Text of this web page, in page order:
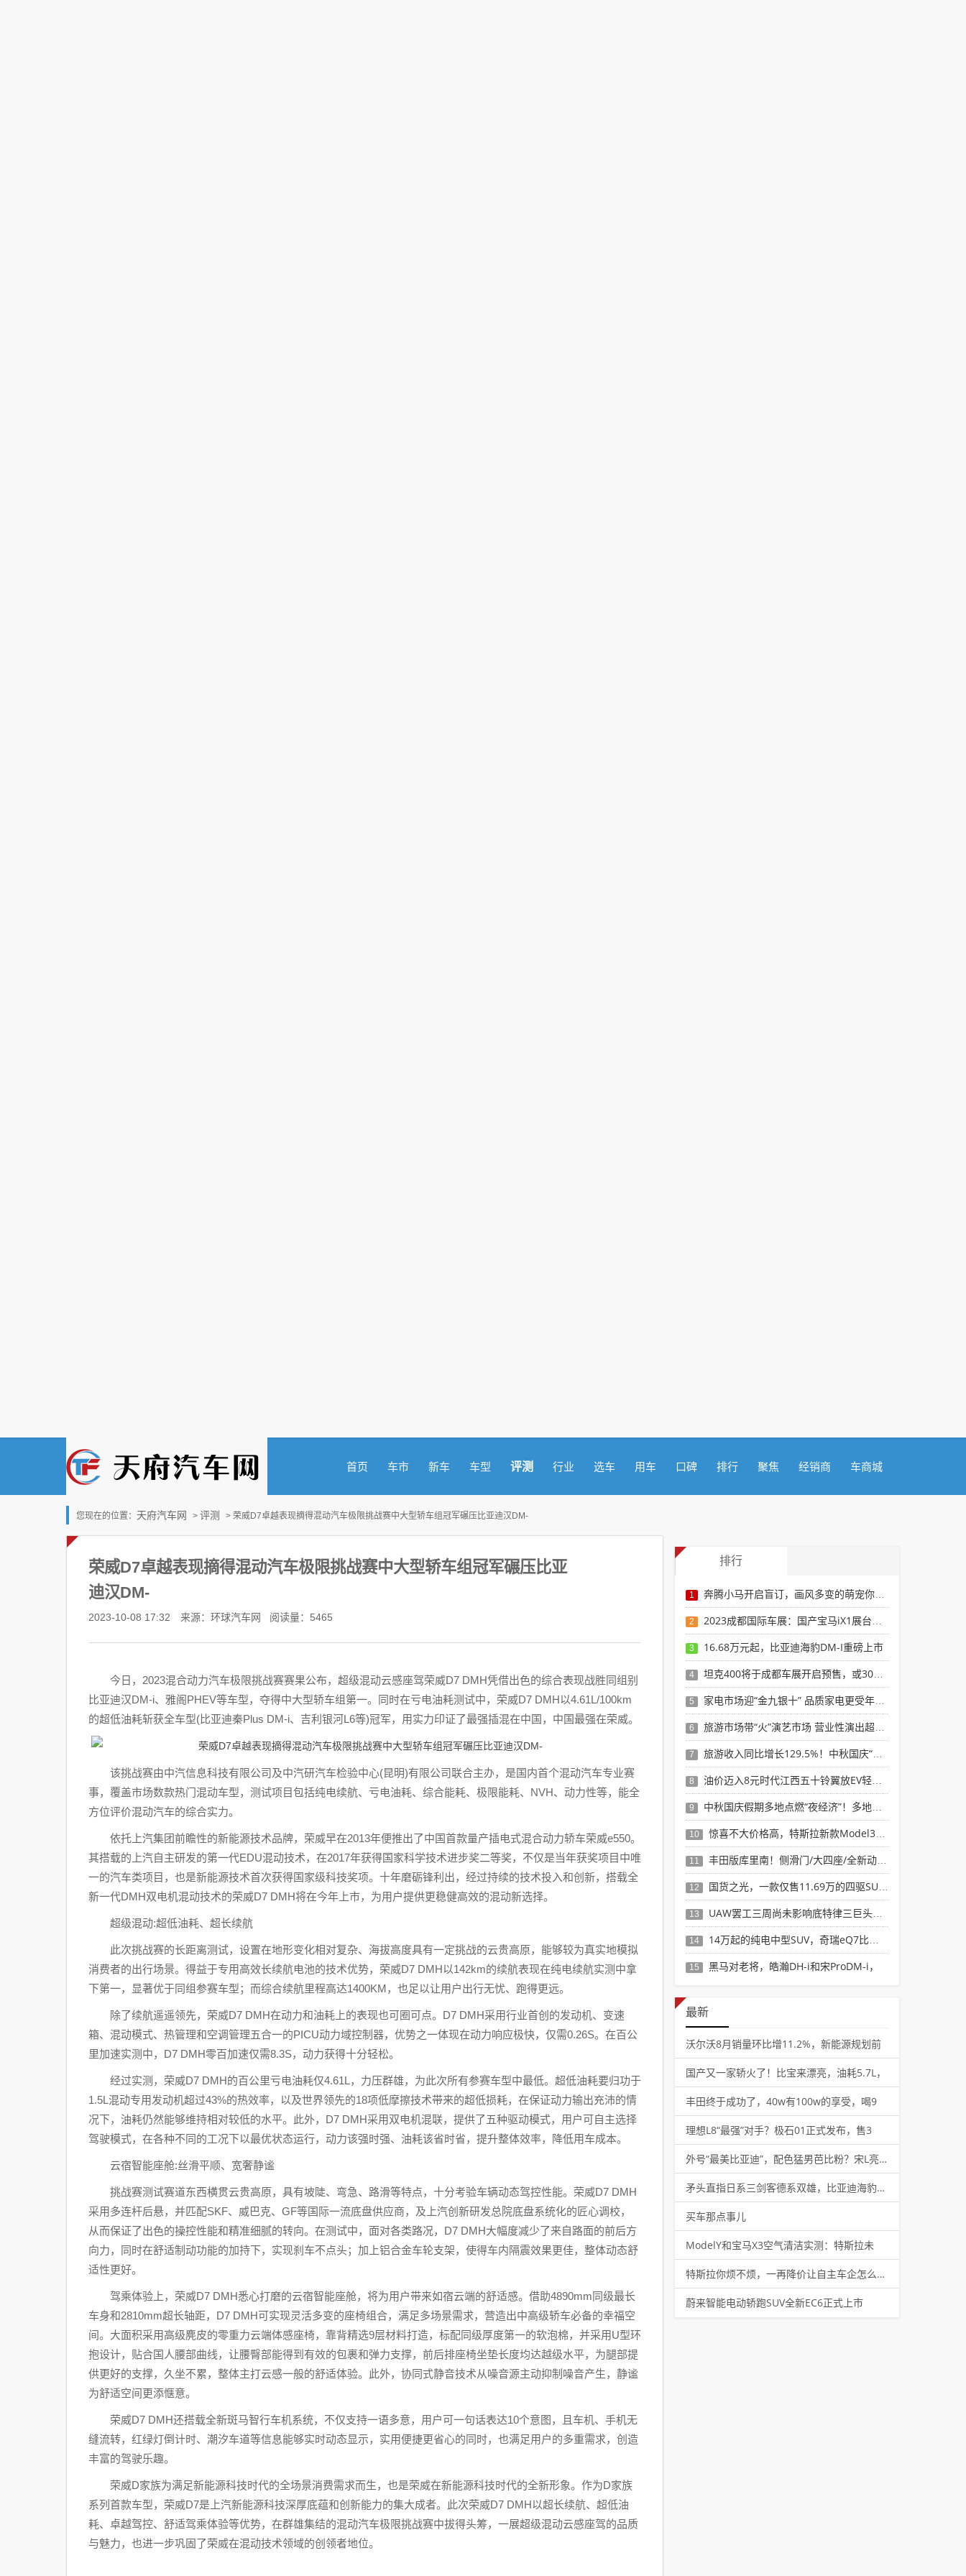
首页 车市 新车 车型 评测 行业 选车 用车 口碑 排行 聚焦 经销商 车商城
您现在的位置： 天府汽车网 > 评测 > 荣威D7卓越表现摘得混动汽车极限挑战赛中大型轿车组冠军碾压比亚迪汉DM-
荣威D7卓越表现摘得混动汽车极限挑战赛中大型轿车组冠军碾压比亚
迪汉DM-
2023-10-08 17:32 来源：环球汽车网 阅读量：5465
今日，2023混合动力汽车极限挑战赛赛果公布，超级混动云感座驾荣威D7 DMH凭借出色的综合表现战胜同组别
比亚迪汉DM-i、雅阁PHEV等车型，夺得中大型轿车组第一。同时在亏电油耗测试中，荣威D7 DMH以4.61L/100km
的超低油耗斩获全车型(比亚迪秦Plus DM-i、吉利银河L6等)冠军，用实力印证了最强插混在中国，中国最强在荣威。
该挑战赛由中汽信息科技有限公司及中汽研汽车检验中心(昆明)有限公司联合主办，是国内首个混动汽车专业赛
事，覆盖市场数款热门混动车型，测试项目包括纯电续航、亏电油耗、综合能耗、极限能耗、NVH、动力性等，能全
方位评价混动汽车的综合实力。
依托上汽集团前瞻性的新能源技术品牌，荣威早在2013年便推出了中国首款量产插电式混合动力轿车荣威e550。
其搭载的上汽自主研发的第一代EDU混动技术，在2017年获得国家科学技术进步奖二等奖，不仅是当年获奖项目中唯
一的汽车类项目，也是新能源技术首次获得国家级科技奖项。十年磨砺锋利出，经过持续的技术投入和创新，搭载全
新一代DMH双电机混动技术的荣威D7 DMH将在今年上市，为用户提供更稳健高效的混动新选择。
超级混动:超低油耗、超长续航
此次挑战赛的长距离测试，设置在地形变化相对复杂、海拔高度具有一定挑战的云贵高原，能够较为真实地模拟
消费者的出行场景。得益于专用高效长续航电池的技术优势，荣威D7 DMH以142km的续航表现在纯电续航实测中拿
下第一，显著优于同组参赛车型；而综合续航里程高达1400KM，也足以让用户出行无忧、跑得更远。
除了续航遥遥领先，荣威D7 DMH在动力和油耗上的表现也可圈可点。D7 DMH采用行业首创的发动机、变速
箱、混动模式、热管理和空调管理五合一的PICU动力域控制器，优势之一体现在动力响应极快，仅需0.26S。在百公
里加速实测中，D7 DMH零百加速仅需8.3S，动力获得十分轻松。
经过实测，荣威D7 DMH的百公里亏电油耗仅4.61L，力压群雄，为此次所有参赛车型中最低。超低油耗要归功于
1.5L混动专用发动机超过43%的热效率，以及世界领先的18项低摩擦技术带来的超低损耗，在保证动力输出充沛的情
况下，油耗仍然能够维持相对较低的水平。此外，D7 DMH采用双电机混联，提供了五种驱动模式，用户可自主选择
驾驶模式，在各种不同的工况下以最优状态运行，动力该强时强、油耗该省时省，提升整体效率，降低用车成本。
云宿智能座舱:丝滑平顺、宽奢静谧
挑战赛测试赛道东西横贯云贵高原，具有坡陡、弯急、路滑等特点，十分考验车辆动态驾控性能。荣威D7 DMH
采用多连杆后悬，并匹配SKF、威巴克、GF等国际一流底盘供应商，及上汽创新研发总院底盘系统化的匠心调校，
从而保证了出色的操控性能和精准细腻的转向。在测试中，面对各类路况，D7 DMH大幅度减少了来自路面的前后方
向力，同时在舒适制动功能的加持下，实现刹车不点头；加上铝合金车轮支架，使得车内隔震效果更佳，整体动态舒
适性更好。
驾乘体验上，荣威D7 DMH悉心打磨的云宿智能座舱，将为用户带来如宿云端的舒适感。借助4890mm同级最长
车身和2810mm超长轴距，D7 DMH可实现灵活多变的座椅组合，满足多场景需求，营造出中高级轿车必备的幸福空
间。大面积采用高级麂皮的零重力云端体感座椅，靠背精选9层材料打造，标配同级厚度第一的软泡棉，并采用U型环
抱设计，贴合国人腰部曲线，让腰臀部能得到有效的包裹和弹力支撑，前后排座椅坐垫长度均达越级水平，为腿部提
供更好的支撑，久坐不累，整体主打云感一般的舒适体验。此外，协同式静音技术从噪音源主动抑制噪音产生，静谧
为舒适空间更添惬意。
荣威D7 DMH还搭载全新斑马智行车机系统，不仅支持一语多意，用户可一句话表达10个意图，且车机、手机无
缝流转，红绿灯倒计时、潮汐车道等信息能够实时动态显示，实用便捷更省心的同时，也满足用户的多重需求，创造
丰富的驾驶乐趣。
荣威D家族为满足新能源科技时代的全场景消费需求而生，也是荣威在新能源科技时代的全新形象。作为D家族
系列首款车型，荣威D7是上汽新能源科技深厚底蕴和创新能力的集大成者。此次荣威D7 DMH以超长续航、超低油
耗、卓越驾控、舒适驾乘体验等优势，在群雄集结的混动汽车极限挑战赛中拔得头筹，一展超级混动云感座驾的品质
与魅力，也进一步巩固了荣威在混动技术领域的创领者地位。
排行
1 奔腾小马开启盲订，画风多变的萌宠你爱了吗？
2 2023成都国际车展：国产宝马iX1展台实拍
3 16.68万元起，比亚迪海豹DM-I重磅上市
4 坦克400将于成都车展开启预售，或30万以内
5 家电市场迎“金九银十” 品质家电更受年轻消费
6 旅游市场带“火”演艺市场 营业性演出超20亿
7 旅游收入同比增长129.5%！中秋国庆“超级
8 油价迈入8元时代江西五十铃翼放EV轻卡解“油
9 中秋国庆假期多地点燃“夜经济”！多地成为夜游
10 惊喜不大价格高，特斯拉新款Model3消费者
11 丰田版库里南！侧滑门/大四座/全新动力百万售
12 国货之光，一款仅售11.69万的四驱SUV，
13 UAW罢工三周尚未影响底特律三巨头库存水平
14 14万起的纯电中型SUV，奇瑞eQ7比新势力
15 黑马对老将，皓瀚DH-i和宋ProDM-i，
最新
沃尔沃8月销量环比增11.2%，新能源规划前
国产又一家轿火了！比宝来漂亮，油耗5.7L，
丰田终于成功了，40w有100w的享受，喝9
理想L8“最强”对手？极石01正式发布，售3
外号“最美比亚迪”，配色猛男芭比粉？宋L亮相
矛头直指日系三剑客德系双雄，比亚迪海豹DM-
买车那点事儿
ModelY和宝马X3空气清洁实测：特斯拉未
特斯拉你烦不烦，一再降价让自主车企怎么办？
蔚来智能电动轿跑SUV全新EC6正式上市